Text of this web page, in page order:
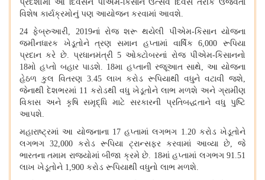
પ્રદેશોમાં આ દિવસને પીએમ-કિસાન ઉત્સવ દિવસ તરીકે ઉજવતા
વિશેષ કાર્યક્રમોનું પણ આયોજન કરવામાં આવશે.
24 ફેબ્રુઆરી, 2019નાં રોજ શરૂ થયેલી પીએમ-કિસાન યોજના
જમીનધારક ખેડૂતોને ત્રણ સમાન હપ્તામાં વાર્ષિક 6,000 રૂપિયા
પ્રદાન કરે છે. પ્રધાનમંત્રી 5 ઓક્ટોબરનાં રોજ પીએમ-કિસાનનો
18મો હપ્તો બહાર પાડશે. 18મા હપ્તાની રજૂઆત સાથે, આ યોજના
હેઠળ કુલ વિતરણ 3.45 લાખ કરોડ રૂપિયાથી વધુને વટાવી જશે,
જેનાથી દેશભરમાં 11 કરોડથી વધુ ખેડૂતોને લાભ મળશે અને ગ્રામીણ
વિકાસ અને કૃષિ સમૃદ્ધિ માટે સરકારની પ્રતિબદ્ધતાને વધુ પુષ્ટિ
આપશે.
મહારાષ્ટ્રમાં આ યોજનાના 17 હપ્તામાં લગભગ 1.20 કરોડ ખેડૂતોને
લગભગ 32,000 કરોડ રૂપિયા ટ્રાન્સફર કરવામાં આવ્યા છે, જે
ભારતના તમામ રાજ્યોમાં બીજા ક્રમે છે. 18માં હપ્તામાં લગભગ 91.51
લાખ ખેડૂતોને 1,900 કરોડ રૂપિયાથી વધુનો લાભ મળશે.